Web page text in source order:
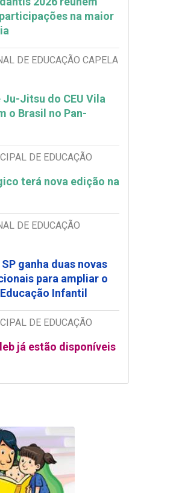
na maior
DE EDUCAÇÃO CAPELA
Jitsu do CEU Vila
o Brasil no Pan-
DE EDUCAÇÃO
terá nova edição na
DE EDUCAÇÃO
ganha duas novas
para ampliar o
Infantil
DE EDUCAÇÃO
já estão disponíveis